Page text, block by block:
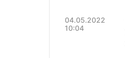
04.05.2022
10:04